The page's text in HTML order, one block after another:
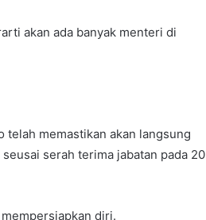
akan ada banyak menteri di
memastikan akan langsung
serah terima jabatan pada 20
diri.